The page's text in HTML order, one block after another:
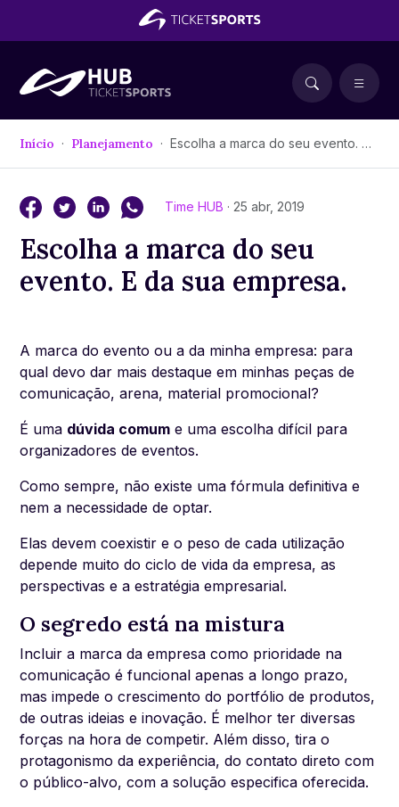
Início Planejamento Escolha a marca do seu evento. E da sua empresa.
Time HUB · 25 abr, 2019
Escolha a marca do seu
evento. E da sua empresa.
A marca do evento ou a da minha empresa: para
qual devo dar mais destaque em minhas peças de
comunicação, arena, material promocional?
É uma dúvida comum e uma escolha difícil para
organizadores de eventos.
Como sempre, não existe uma fórmula definitiva e
nem a necessidade de optar.
Elas devem coexistir e o peso de cada utilização
depende muito do ciclo de vida da empresa, as
perspectivas e a estratégia empresarial.
O segredo está na mistura
Incluir a marca da empresa como prioridade na
comunicação é funcional apenas a longo prazo,
mas impede o crescimento do portfólio de produtos,
de outras ideias e inovação. É melhor ter diversas
forças na hora de competir. Além disso, tira o
protagonismo da experiência, do contato direto com
o público-alvo, com a solução especifica oferecida.